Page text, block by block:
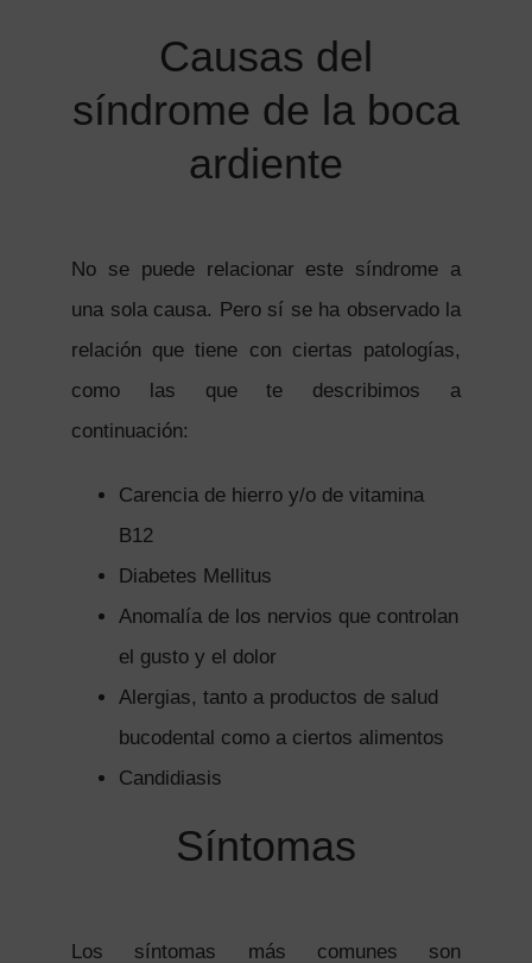
Causas del
síndrome de la boca
ardiente
No se puede relacionar este síndrome a
una sola causa. Pero sí se ha observado la
relación que tiene con ciertas patologías,
como las que te describimos a
continuación:
Carencia de hierro y/o de vitamina
B12
Diabetes Mellitus
Anomalía de los nervios que controlan
el gusto y el dolor
Alergias, tanto a productos de salud
bucodental como a ciertos alimentos
Candidiasis
Síntomas
Los síntomas más comunes son